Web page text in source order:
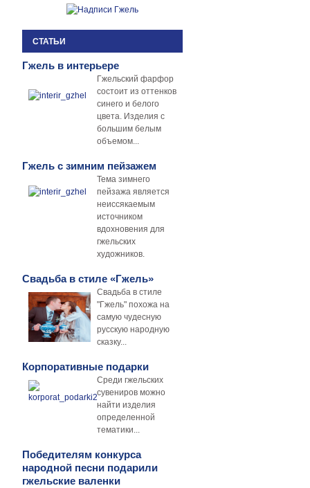
СТАТЬИ
Гжель в интерьере
Гжельский фарфор
состоит из оттенков
синего и белого
цвета. Изделия с
большим белым
объемом...
Гжель с зимним пейзажем
Тема зимнего
пейзажа является
неиссякаемым
источником
вдохновения для
гжельских
художников.
Свадьба в стиле «Гжель»
Свадьба в стиле
"Гжель" похожа на
самую чудесную
русскую народную
сказку...
Корпоративные подарки
Среди гжельских
сувениров можно
найти изделия
определенной
тематики...
Победителям конкурса
народной песни подарили
гжельские валенки